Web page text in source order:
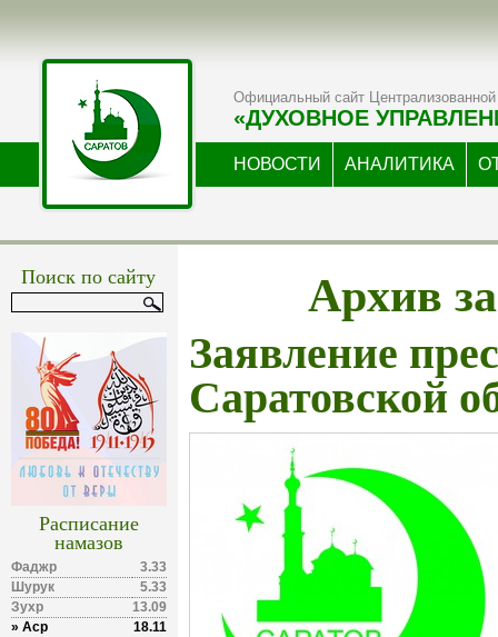
Официальный сайт Централизованной
«ДУХОВНОЕ
НОВОСТИ АНАЛИТИКА
Поиск по сайту
Расписание
намазов
Фаджр
3.33
Шурук
5.33
Зухр
13.09
» Аср
18.11
Архив
Заявление
Саратовской